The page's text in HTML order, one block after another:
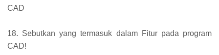
CAD
18. Sebutkan yang termasuk dalam Fitur pada program
CAD!